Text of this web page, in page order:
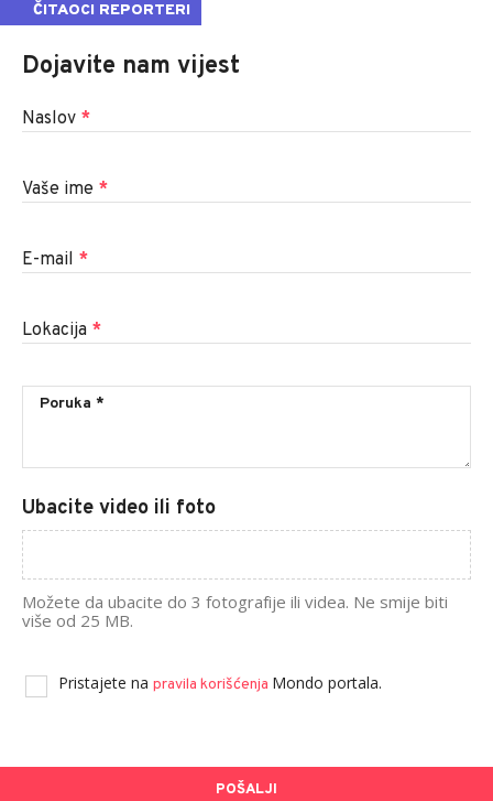
ČITAOCI REPORTERI
Dojavite nam vijest
Naslov *
Vaše ime *
E-mail *
Lokacija *
Ubacite video ili foto
Možete da ubacite do 3 fotografije ili videa. Ne smije biti
više od 25 MB.
Pristajete na pravila korišćenja Mondo portala.
POŠALJI